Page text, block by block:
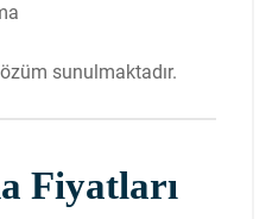
sunulmaktadır.
Fiyatları